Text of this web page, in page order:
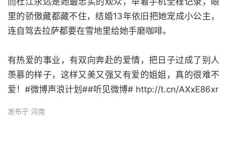
里的骄傲藏都藏不住，结婚13年依旧把她宠成小公主，
连自驾去拉萨都要在雪地里给她手磨咖啡。
有热爱的事业，有双向奔赴的爱情，把日子过成了别人
羡慕的样子，这样又美又强又有爱的姐姐，真的很难不
爱！#微博声浪计划##听见微博# http://t.cn/AXxE86xr
发布于 河南